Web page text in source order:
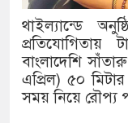
থাইল্যান্ডে
প্রতিযোগিতায়
বাংলাদেশি
এপ্রিল) ৫০
সময় নিয়ে রৌপ্য